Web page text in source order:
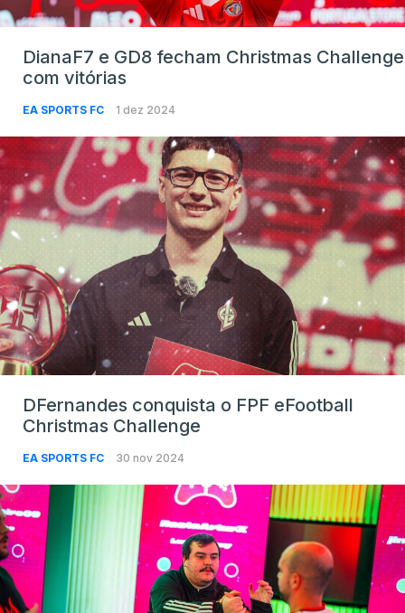
DianaF7 e GD8 fecham Christmas Challenge
com vitórias
EA SPORTS FC 1 dez 2024
DFernandes conquista o FPF eFootball
Christmas Challenge
EA SPORTS FC 30 nov 2024